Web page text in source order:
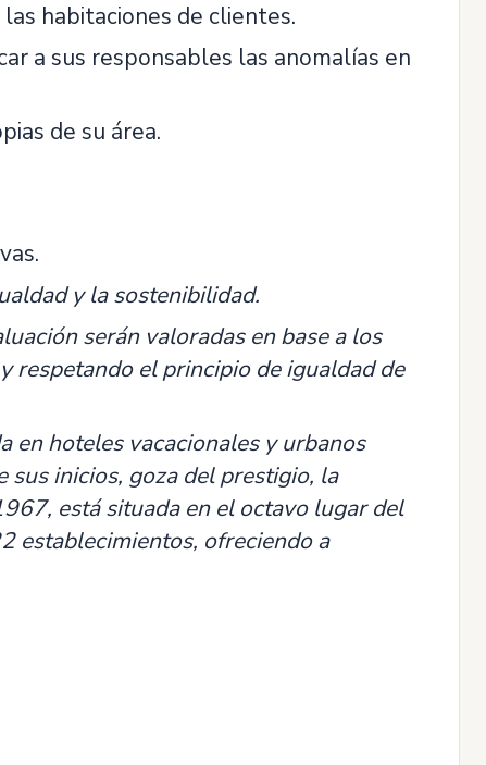
habitaciones de clientes.
a sus responsables las anomalías en
de su área.
y la sostenibilidad.
serán valoradas en base a los
respetando el principio de igualdad de
en hoteles vacacionales y urbanos
sus inicios, goza del prestigio, la
está situada en el octavo lugar del
establecimientos, ofreciendo a